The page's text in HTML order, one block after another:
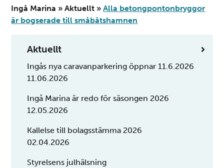
Ingå Marina »Aktuellt »Alla betongpontonbryggor
är bogserade till småbåtshamnen
Aktuellt
Ingås nya caravanparkering öppnar 11.6.2026
11.06.2026
Ingå Marina är redo för säsongen 2026
12.05.2026
Kallelse till bolagsstämma 2026
02.04.2026
Styrelsens julhälsning